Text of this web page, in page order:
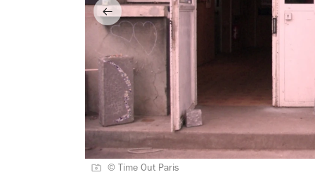
© Time Out Paris